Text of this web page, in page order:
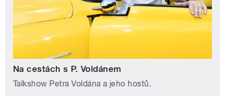
Na cestách s P. Voldánem
Talkshow Petra Voldána a jeho hostů.